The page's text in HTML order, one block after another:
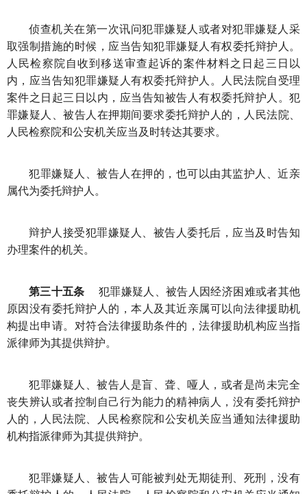
侦查机关在第一次讯问犯罪嫌疑人或者对犯罪嫌疑人采
取强制措施的时候，应当告知犯罪嫌疑人有权委托辩护人。
人民检察院自收到移送审查起诉的案件材料之日起三日以
内，应当告知犯罪嫌疑人有权委托辩护人。人民法院自受理
案件之日起三日以内，应当告知被告人有权委托辩护人。犯
罪嫌疑人、被告人在押期间要求委托辩护人的，人民法院、
人民检察院和公安机关应当及时转达其要求。
犯罪嫌疑人、被告人在押的，也可以由其监护人、近亲
属代为委托辩护人。
辩护人接受犯罪嫌疑人、被告人委托后，应当及时告知
办理案件的机关。
第三十五条
犯罪嫌疑人、被告人因经济困难或者其他
原因没有委托辩护人的，本人及其近亲属可以向法律援助机
构提出申请。对符合法律援助条件的，法律援助机构应当指
派律师为其提供辩护。
犯罪嫌疑人、被告人是盲、聋、哑人，或者是尚未完全
丧失辨认或者控制自己行为能力的精神病人，没有委托辩护
人的，人民法院、人民检察院和公安机关应当通知法律援助
机构指派律师为其提供辩护。
犯罪嫌疑人、被告人可能被判处无期徒刑、死刑，没有